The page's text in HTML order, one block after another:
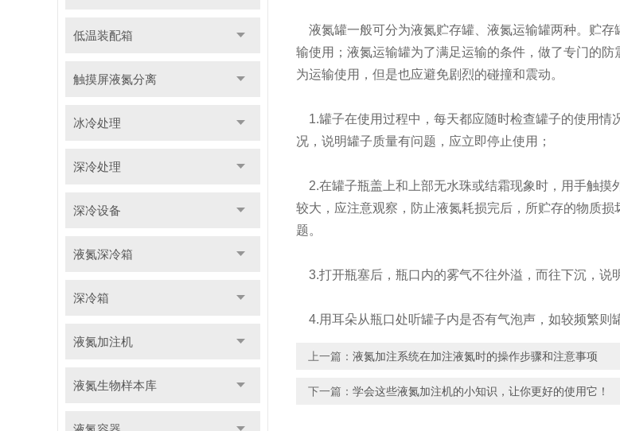
低温装配箱
触摸屏液氮分离
冰冷处理
深冷处理
深冷设备
液氮深冷箱
深冷箱
液氮加注机
液氮生物样本库
液氮罐一般可分为液氮贮存罐、液氮运输罐两种。贮
输使用；液氮运输罐为了满足运输的条件，做了专门的
为运输使用，但是也应避免剧烈的碰撞和震动。
1.罐子在使用过程中，每天都应随时检查罐子的使用情
况，说明罐子质量有问题，应立即停止使用；
2.在罐子瓶盖上和上部无水珠或结霜现象时，用手触摸
较大，应注意观察，防止液氮耗损完后，所贮存的物质
题。
3.打开瓶塞后，瓶口内的雾气不往外溢，而往下沉，说
4.用耳朵从瓶口处听罐子内是否有气泡声，如较频繁则
上一篇： 液氮加注系统在加注液氮时的操作步骤和注意事项
下一篇： 学会这些液氮加注机的小知识，让你更好的使用它！